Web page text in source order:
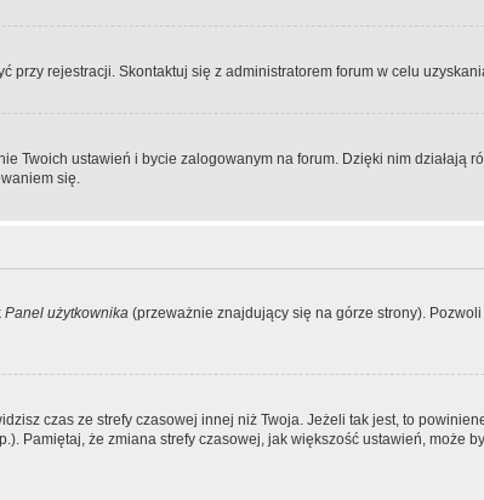
przy rejestracji. Skontaktuj się z administratorem forum w celu
Twoich ustawień i bycie zalogowanym na forum. Dzięki nim działają
się.
Panel użytkownika (przeważnie znajdujący się na górze strony).
czas ze strefy czasowej innej niż Twoja. Jeżeli tak jest, to
Pamiętaj, że zmiana strefy czasowej, jak większość ustawień, może